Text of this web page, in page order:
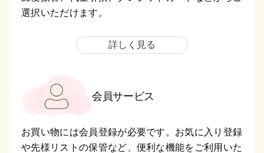
選択いただけます。
詳しく見る
会員サービス
お買い物には会員登録が必要です。お気に入り登録
や先様リストの保管など、便利な機能をご利用いた